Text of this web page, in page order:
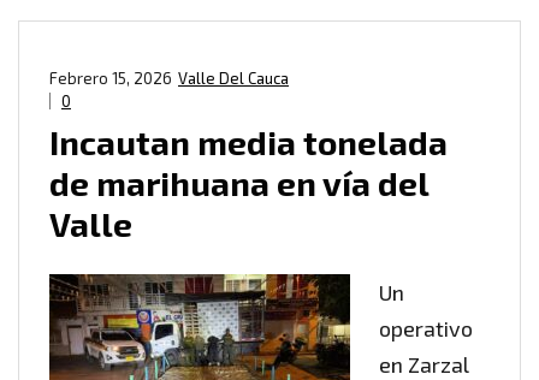
Valle Del Cauca
Febrero 15, 2026
0
Incautan media tonelada
de marihuana en vía del
Valle
Un
operativo
en Zarzal